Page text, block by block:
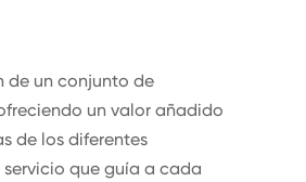
de un conjunto de
un valor añadido
de los diferentes
que guía a cada